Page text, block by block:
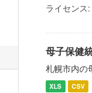
ライセンス:
母子保健
札幌市内の
XLS CSV